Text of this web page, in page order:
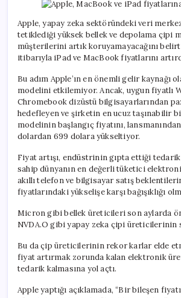
Apple, yapay zeka sektöründeki veri
tetiklediği yüksek bellek ve depolama çipi
müşterilerini artık koruyamayacağını
itibarıyla iPad ve MacBook fiyatlarını
Bu adım Apple’ın en önemli gelir kaynağı
modelini etkilemiyor. Ancak, uygun fiyatlı
Chromebook dizüstü bilgisayarlarından
hedefleyen ve şirketin en ucuz taşınabilir
modelinin başlangıç fiyatını,
dolardan 699 dolara yükseltiyor.
Fiyat artışı, endüstrinin gıpta ettiği
sahip dünyanın en değerli tüketici
akıllı telefon ve bilgisayar satış
fiyatlarındaki yükselişe karşı bağışıklığı
Micron gibi bellek üreticileri son aylarda
NVDA.O gibi yapay zeka çipi üreticilerinin
Bu da çip üreticilerinin rekor karlar elde
fiyat artırmak zorunda kalan elektronik
tedarik kalmasına yol açtı.
Apple yaptığı açıklamada, “Bir bileşen